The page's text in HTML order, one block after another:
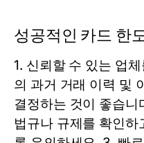
성공적인 카드 한
1. 신뢰할 수 있는 업
의 과거 거래 이력 및
결정하는 것이 좋습니
법규나 규제를 확인